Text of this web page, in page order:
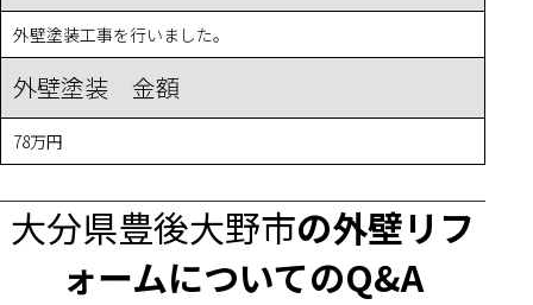
外壁塗装工事を行いました。
外壁塗装 金額
78万円
大分県豊後大野市の外壁リフ
ォームについてのQ&A